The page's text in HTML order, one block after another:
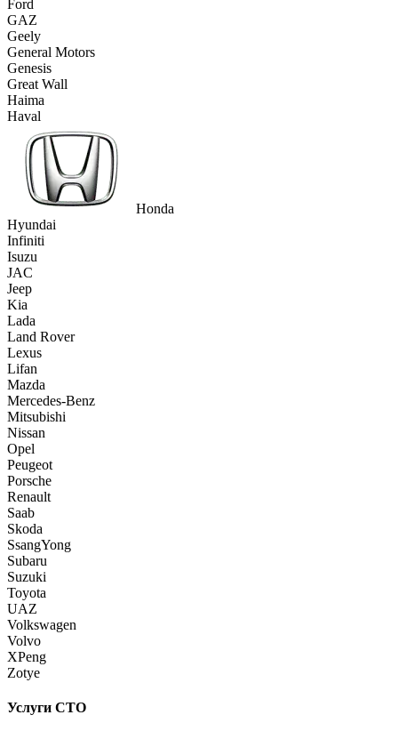
Ford
GAZ
Geely
General Motors
Genesis
Great Wall
Haima
Haval
Honda
Hyundai
Infiniti
Isuzu
JAC
Jeep
Kia
Lada
Land Rover
Lexus
Lifan
Mazda
Mercedes-Benz
Mitsubishi
Nissan
Opel
Peugeot
Porsche
Renault
Saab
Skoda
SsangYong
Subaru
Suzuki
Toyota
UAZ
Volkswagen
Volvo
XPeng
Zotye
Услуги СТО